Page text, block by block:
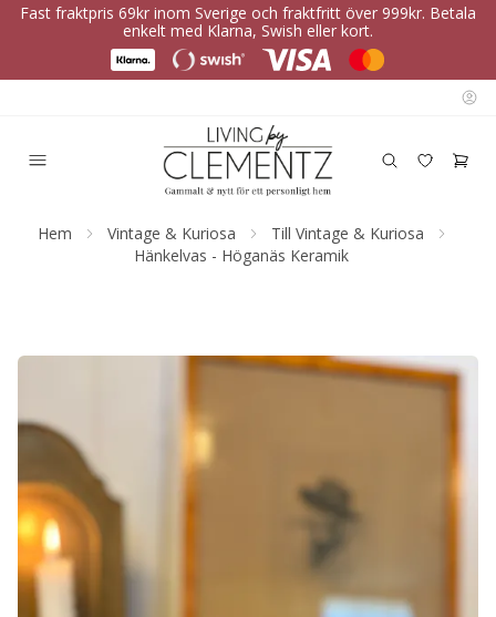
Fast fraktpris 69kr inom Sverige och fraktfritt över 999kr. Betala
enkelt med Klarna, Swish eller kort.
Hem Vintage & Kuriosa
Till Vintage & Kuriosa
Hänkelvas - Höganäs Keramik